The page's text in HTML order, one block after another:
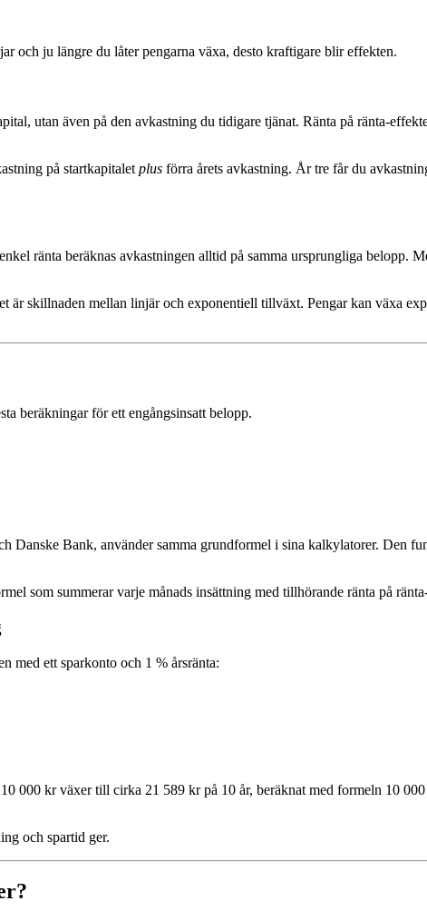
och ju längre du låter pengarna växa, desto kraftigare blir effekten.
utan även på den avkastning du tidigare tjänat. Ränta på ränta-
på startkapitalet plus förra årets avkastning. År tre får du
ränta beräknas avkastningen alltid på samma ursprungliga belopp.
är skillnaden mellan linjär och exponentiell tillväxt. Pengar kan växa
beräkningar för ett engångsinsatt belopp.
Bank, använder samma grundformel i sina kalkylatorer. Den
som summerar varje månads insättning med tillhörande ränta på
med ett sparkonto och 1 % årsränta:
000 kr växer till cirka 21 589 kr på 10 år, beräknat med formeln 10
och spartid ger.